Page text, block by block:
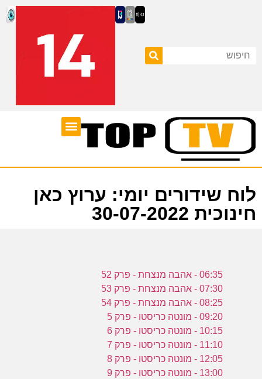
לוח שידורים יומי: ערוץ כאן
חינוכית 30-07-2022
06:35 - אהבה מנצחת - פרק 52
07:30 - אהבה מנצחת - פרק 53
08:25 - אהבה מנצחת - פרק 54
09:20 - מונטה כריסטו - פרק 5
10:15 - מונטה כריסטו - פרק 6
11:10 - מונטה כריסטו - פרק 7
12:05 - מונטה כריסטו - פרק 8
13:00 - מונטה כריסטו - פרק 9